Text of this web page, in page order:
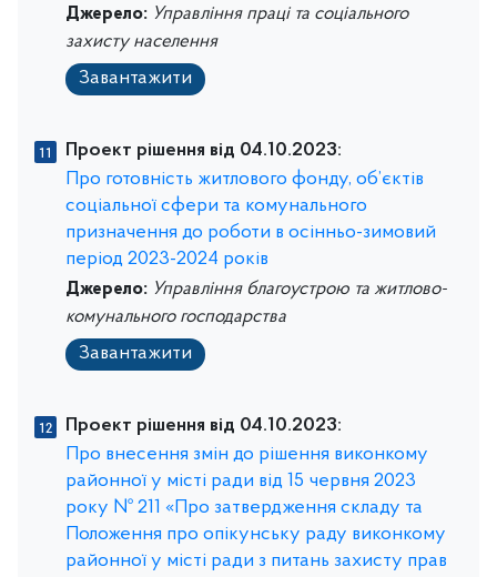
Джерело: Управління праці та соціального
захисту населення
Завантажити
Проект рішення від 04.10.2023:
Про готовність житлового фонду, об’єктів
соціальної сфери та комунального
призначення до роботи в осінньо-зимовий
період 2023-2024 років
Джерело: Управління благоустрою та житлово-
комунального господарства
Завантажити
Проект рішення від 04.10.2023:
Про внесення змін до рішення виконкому
районної у місті ради від 15 червня 2023
року № 211 «Про затвердження складу та
Положення про опікунську раду виконкому
районної у місті ради з питань захисту прав